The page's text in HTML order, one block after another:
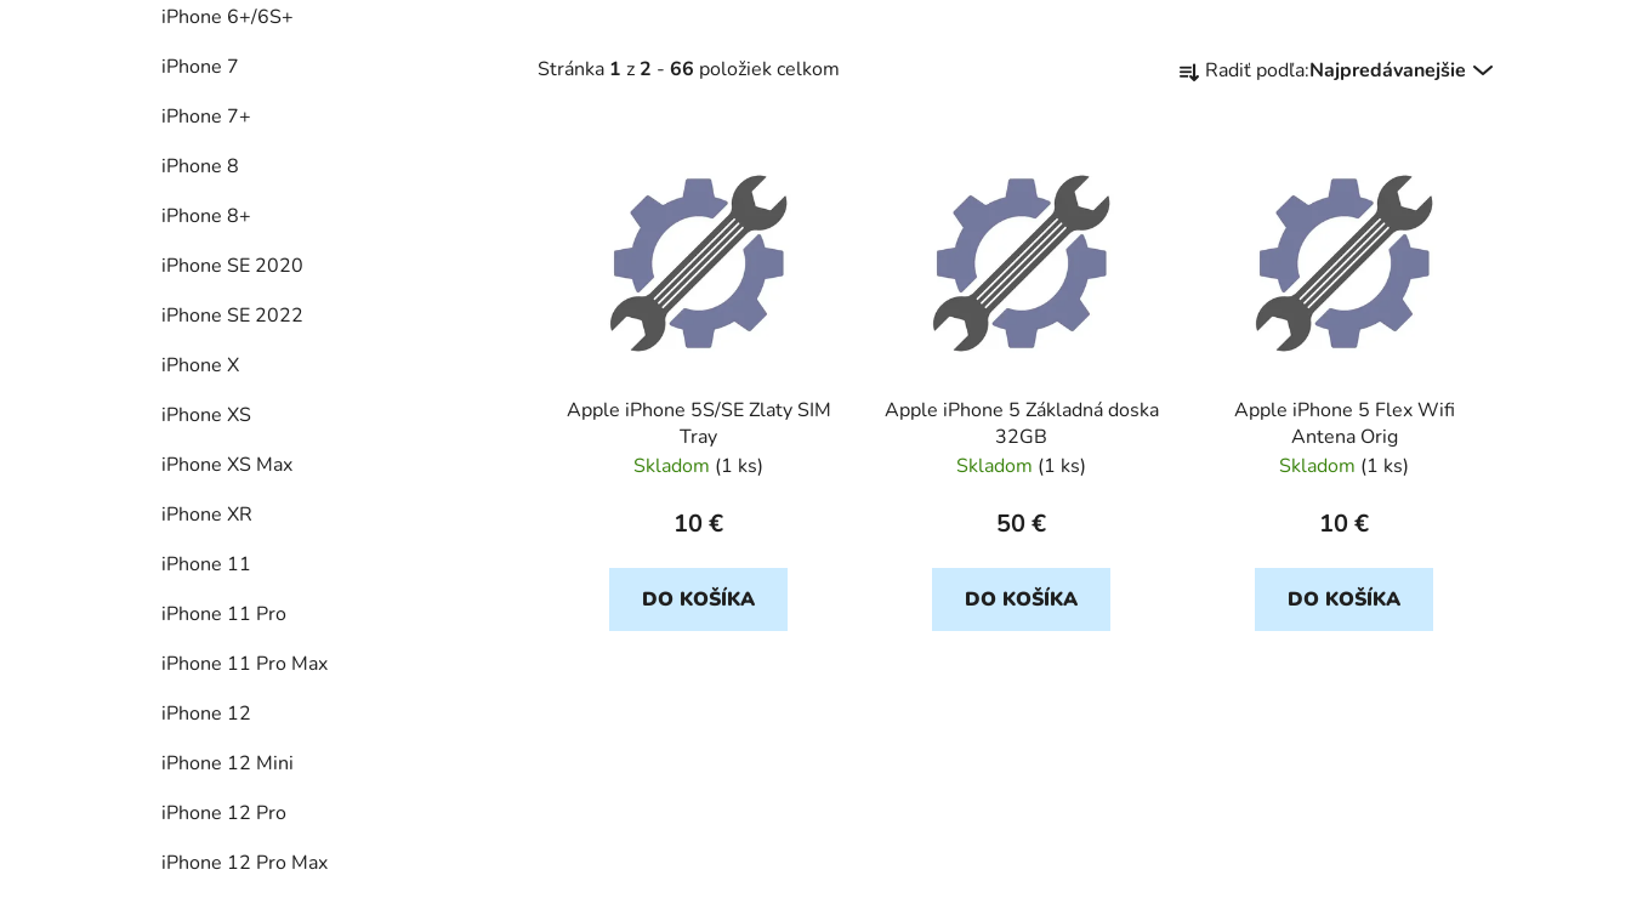
iPhone 6+/6S+
iPhone 7
iPhone 7+
iPhone 8
iPhone 8+
iPhone SE 2020
iPhone SE 2022
iPhone X
iPhone XS
iPhone XS Max
iPhone XR
iPhone 11
iPhone 11 Pro
iPhone 11 Pro Max
iPhone 12
iPhone 12 Mini
iPhone 12 Pro
iPhone 12 Pro Max
Stránka 1 z 2 - 66 položiek celkom
a Radiť podľa:Najpredávanejšie
Apple iPhone 5S/SE Zlaty SIM
Tray
Skladom (1 ks)
10 €
DO KOŠÍKA
Apple iPhone 5 Základná doska
32GB
Skladom (1 ks)
50 €
DO KOŠÍKA
Apple iPhone 5 Flex Wifi
Antena Orig
Skladom (1 ks)
10 €
DO KOŠÍKA